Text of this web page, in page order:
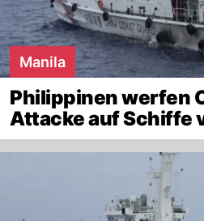
Manila
Philippinen werfen
Attacke auf Schiffe